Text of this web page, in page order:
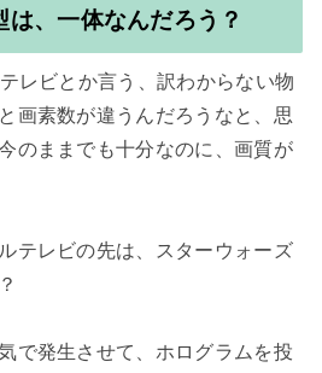
は、一体なんだろう？
レビとか言う、訳わからない物
画素数が違うんだろうなと、思
のままでも十分なのに、画質が
テレビの先は、スターウォーズ
で発生させて、ホログラムを投